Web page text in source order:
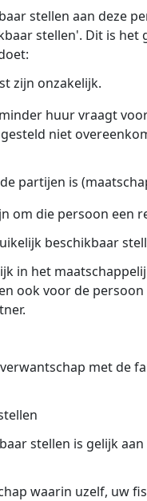
stellen aan deze
stellen'. Dit is het
zijn onzakelijk.
huur vraagt
niet
partijen is
om die persoon een
beschikbaar
in het
ook voor de
met de
stellen is gelijk
waarin uzelf, uw